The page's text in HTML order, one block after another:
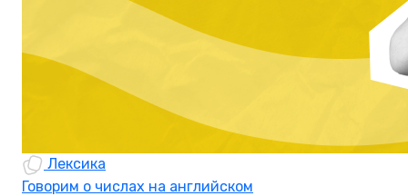
Лексика
Говорим о числах на английском